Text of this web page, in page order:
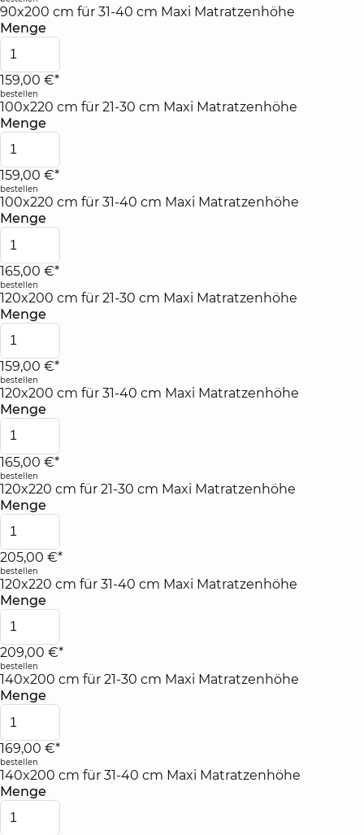
90x200 cm für 31-40 cm Maxi Matratzenhöhe
Menge
159,00 €*
bestellen
100x220 cm für 21-30 cm Maxi Matratzenhöhe
Menge
159,00 €*
bestellen
100x220 cm für 31-40 cm Maxi Matratzenhöhe
Menge
165,00 €*
bestellen
120x200 cm für 21-30 cm Maxi Matratzenhöhe
Menge
159,00 €*
bestellen
120x200 cm für 31-40 cm Maxi Matratzenhöhe
Menge
165,00 €*
bestellen
120x220 cm für 21-30 cm Maxi Matratzenhöhe
Menge
205,00 €*
bestellen
120x220 cm für 31-40 cm Maxi Matratzenhöhe
Menge
209,00 €*
bestellen
140x200 cm für 21-30 cm Maxi Matratzenhöhe
Menge
169,00 €*
bestellen
140x200 cm für 31-40 cm Maxi Matratzenhöhe
Menge